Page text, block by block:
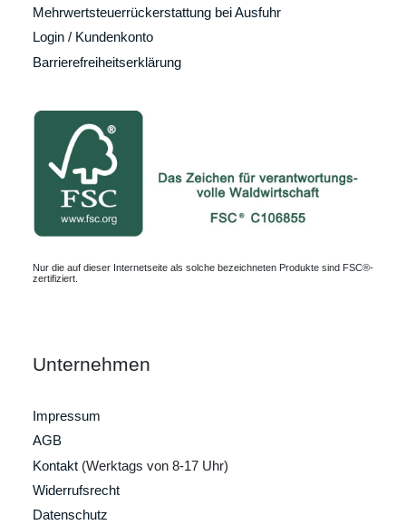
Mehrwertsteuerrückerstattung bei Ausfuhr
Login / Kundenkonto
Barrierefreiheitserklärung
Nur die auf dieser Internetseite als solche bezeichneten Produkte sind FSC®-
zertifiziert.
Unternehmen
Impressum
AGB
Kontakt (Werktags von 8-17 Uhr)
Widerrufsrecht
Datenschutz